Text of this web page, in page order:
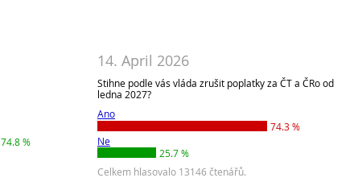
74.8 %
14. April 2026
Stihne podle vás vláda zrušit poplatky za ČT a ČRo od
ledna 2027?
Ano
74.3 %
Ne
25.7 %
Celkem hlasovalo 13146 čtenářů.